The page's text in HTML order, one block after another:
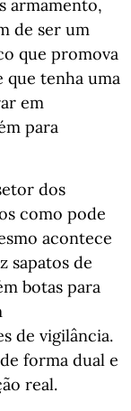
armamento,
de ser um
que promova
que tenha uma
em
para
dos
como pode
acontece
sapatos de
botas para
de vigilância.
forma dual e
real.